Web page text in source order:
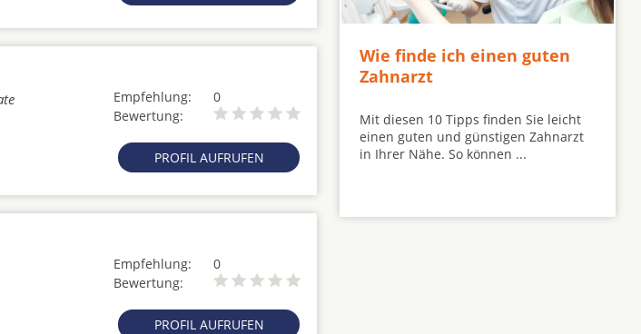
Empfehlung:
0
Bewertung:
PROFIL AUFRUFEN
Empfehlung:
0
Bewertung:
PROFIL AUFRUFEN
Wie finde ich einen guten
Zahnarzt
Mit diesen 10 Tipps finden Sie leicht
einen guten und günstigen Zahnarzt
in Ihrer Nähe. So können ...